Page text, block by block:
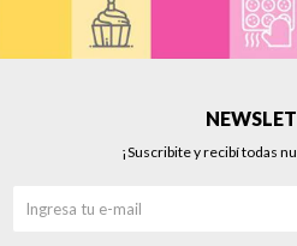
¡Suscribite y recibí todas